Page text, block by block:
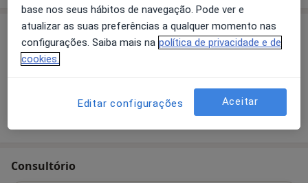
Preços
Sem informação sobre serviços e preços
informação sobre serviços
Consultório
base nos seus hábitos de navegação. Pode ver e
atualizar as suas preferências a qualquer momento nas
configurações. Saiba mais na política de privacidade e de
cookies.
Editar configurações Aceitar